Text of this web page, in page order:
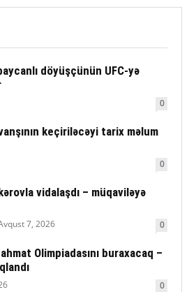
döyüşçünün UFC-yə
0
keçiriləcəyi tarix məlum
0
vidalaşdı – müqaviləyə
7, 2026 0
Olimpiadasını buraxacaq –
0